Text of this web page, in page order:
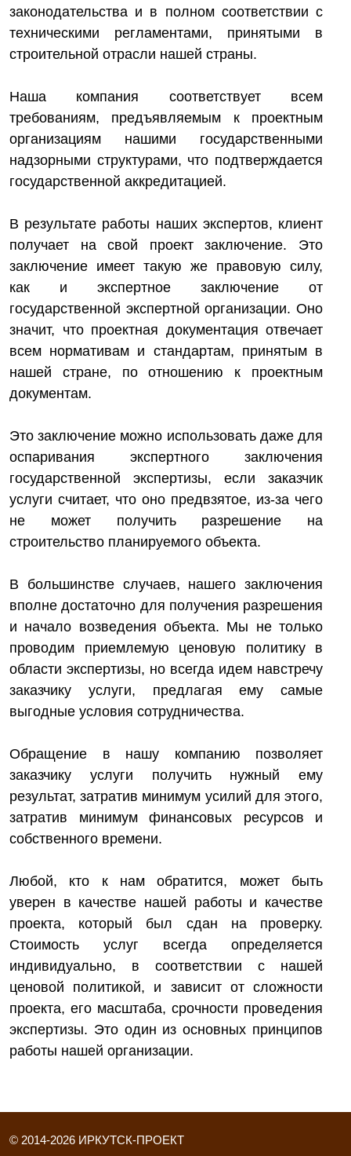
законодательства и в полном соответствии с
техническими регламентами, принятыми в
строительной отрасли нашей страны.
Наша компания соответствует всем
требованиям, предъявляемым к проектным
организациям нашими государственными
надзорными структурами, что подтверждается
государственной аккредитацией.
В результате работы наших экспертов, клиент
получает на свой проект заключение. Это
заключение имеет такую же правовую силу,
как и экспертное заключение от
государственной экспертной организации. Оно
значит, что проектная документация отвечает
всем нормативам и стандартам, принятым в
нашей стране, по отношению к проектным
документам.
Это заключение можно использовать даже для
оспаривания экспертного заключения
государственной экспертизы, если заказчик
услуги считает, что оно предвзятое, из-за чего
не может получить разрешение на
строительство планируемого объекта.
В большинстве случаев, нашего заключения
вполне достаточно для получения разрешения
и начало возведения объекта. Мы не только
проводим приемлемую ценовую политику в
области экспертизы, но всегда идем навстречу
заказчику услуги, предлагая ему самые
выгодные условия сотрудничества.
Обращение в нашу компанию позволяет
заказчику услуги получить нужный ему
результат, затратив минимум усилий для этого,
затратив минимум финансовых ресурсов и
собственного времени.
Любой, кто к нам обратится, может быть
уверен в качестве нашей работы и качестве
проекта, который был сдан на проверку.
Стоимость услуг всегда определяется
индивидуально, в соответствии с нашей
ценовой политикой, и зависит от сложности
проекта, его масштаба, срочности проведения
экспертизы. Это один из основных принципов
работы нашей организации.
© 2014-2026 ИРКУТСК-ПРОЕКТ